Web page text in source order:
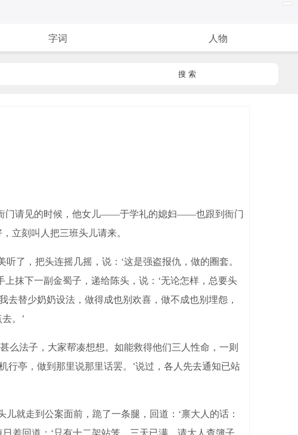
字词 人物
搜 索
门请见的时候，他女儿——于学礼的媳妇——也跟到衙门
立刻叫人把三班头儿请来。
，把头连摇几摇，说：‘这是强盗报仇，做的圈套。
抹下一副金蜀子，递给陈头，说：‘无论怎样，总要头
去替少奶奶设法，做得成也别欢喜，做不成也别埋怨，
。’
法子，大家帮凑想想。如能救得他们三人性命，一则
行亭，做到那里说那里话罢。’说过，各人先去通知已站
就走到公案面前，跪了一条腿，回道：‘禀大人的话：